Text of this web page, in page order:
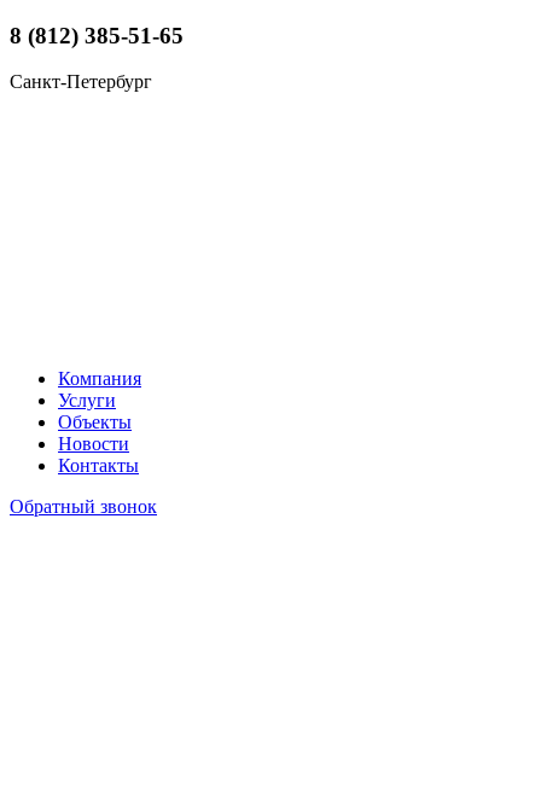
8 (812) 385-51-65
Санкт-Петербург
Компания
Услуги
Объекты
Новости
Контакты
Обратный звонок